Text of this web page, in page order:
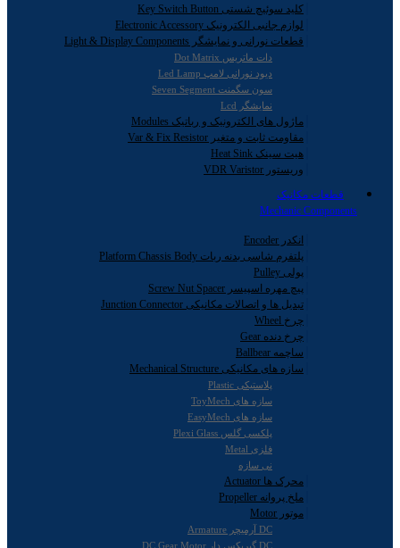
کلید سوئیچ شستی Key Switch Button
لوازم جانبی الکترونیک Electronic Accessory
قطعات نورانی و نمایشگر Light & Display Components
دات ماتریس Dot Matrix
دیود نورانی لامپ Led Lamp
سون سگمنت Seven Segment
نمایشگر Lcd
ماژول های الکترونیک و رباتیک Modules
مقاومت ثابت و متغیر Var & Fix Resistor
هیت سینک Heat Sink
وریستور VDR Varistor
قطعات مکانیک
Mechanic Components
انکدر Encoder
پلتفرم شاسی بدنه ربات Platform Chassis Body
پولی Pulley
پیچ مهره اسپیسر Screw Nut Spacer
تبدیل ها و اتصالات مکانیکی Junction Connector
چرخ Wheel
چرخ دنده Gear
ساچمه Ballbear
سازه های مکانیکی Mechanical Structure
پلاستیکی Plastic
سازه های ToyMech
سازه های EasyMech
پلکسی گلس Plexi Glass
فلزی Metal
نی سازه
محرک ها Actuator
ملخ پروانه Propeller
موتور Motor
DC آرمیچر Armature
DC گیربکس دار DC Gear Motor